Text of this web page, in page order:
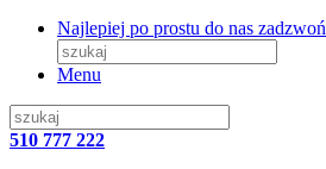
Najlepiej po prostu do nas zadzwoń
Menu
510 777 222